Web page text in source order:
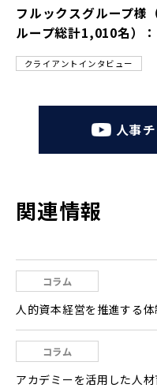
フルックスグループ様
ループ総計1,010名）
クライアントインタビュー
人事
関連情報
コラム
人的資本経営を推進する
コラム
アカデミーを活用した人